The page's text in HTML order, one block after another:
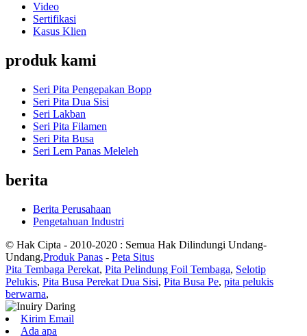
Video
Sertifikasi
Kasus Klien
produk kami
Seri Pita Pengepakan Bopp
Seri Pita Dua Sisi
Seri Lakban
Seri Pita Filamen
Seri Pita Busa
Seri Lem Panas Meleleh
berita
Berita Perusahaan
Pengetahuan Industri
© Hak Cipta - 2010-2020 : Semua Hak Dilindungi Undang-
Undang.Produk Panas - Peta Situs
Pita Tembaga Perekat, Pita Pelindung Foil Tembaga, Selotip
Pelukis, Pita Busa Perekat Dua Sisi, Pita Busa Pe, pita pelukis
berwarna,
Kirim Email
Ada apa